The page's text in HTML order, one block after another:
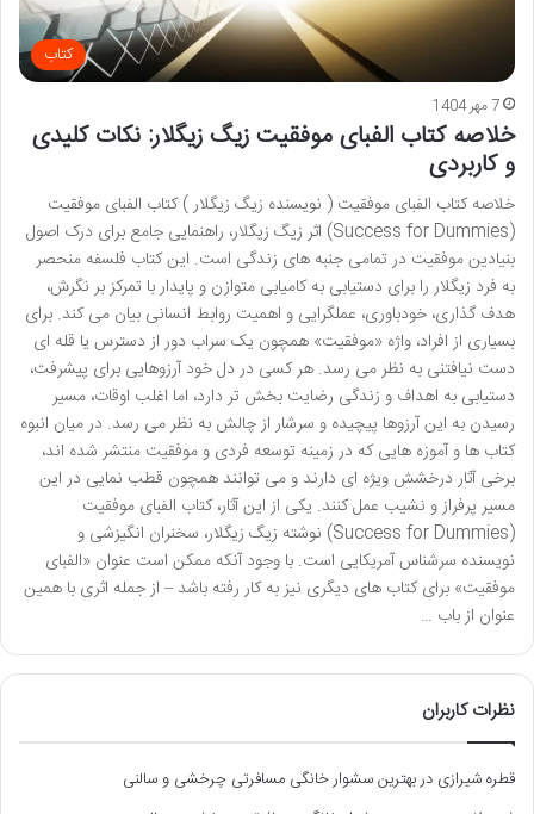
کتاب
7 مهر 1404
خلاصه کتاب الفبای موفقیت زیگ زیگلار: نکات کلیدی
و کاربردی
خلاصه کتاب الفبای موفقیت ( نویسنده زیگ زیگلار ) کتاب الفبای موفقیت
(Success for Dummies) اثر زیگ زیگلار، راهنمایی جامع برای درک اصول
بنیادین موفقیت در تمامی جنبه های زندگی است. این کتاب فلسفه منحصر
به فرد زیگلار را برای دستیابی به کامیابی متوازن و پایدار با تمرکز بر نگرش،
هدف گذاری، خودباوری، عملگرایی و اهمیت روابط انسانی بیان می کند. برای
بسیاری از افراد، واژه «موفقیت» همچون یک سراب دور از دسترس یا قله ای
دست نیافتنی به نظر می رسد. هر کسی در دل خود آرزوهایی برای پیشرفت،
دستیابی به اهداف و زندگی رضایت بخش تر دارد، اما اغلب اوقات، مسیر
رسیدن به این آرزوها پیچیده و سرشار از چالش به نظر می رسد. در میان انبوه
کتاب ها و آموزه هایی که در زمینه توسعه فردی و موفقیت منتشر شده اند،
برخی آثار درخشش ویژه ای دارند و می توانند همچون قطب نمایی در این
مسیر پرفراز و نشیب عمل کنند. یکی از این آثار، کتاب الفبای موفقیت
(Success for Dummies) نوشته زیگ زیگلار، سخنران انگیزشی و
نویسنده سرشناس آمریکایی است. با وجود آنکه ممکن است عنوان «الفبای
موفقیت» برای کتاب های دیگری نیز به کار رفته باشد – از جمله اثری با همین
عنوان از باب …
نظرات کاربران
قطره شیرازی دربهترین سشوار خانگی مسافرتی چرخشی و سالنی